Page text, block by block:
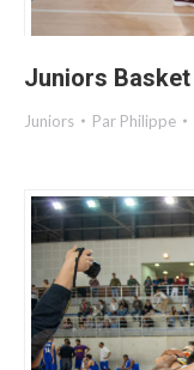
Juniors Basket
Juniors Par Philippe